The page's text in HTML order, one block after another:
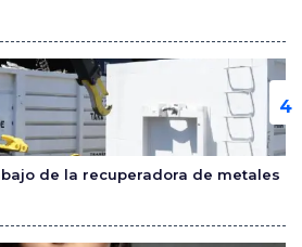
de la recuperadora de metales